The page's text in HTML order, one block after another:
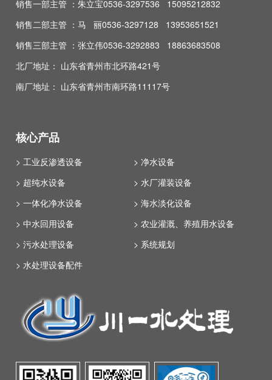
销售一部主管 ：朱立宝0536-3297536 15095212832
销售二部主管 ：马 丽0536-3297128 13953651521
销售三部主管 ：张立伟0536-3292883 18863683508
北厂地址： 山东省青州市北环路421号
南厂地址： 山东省青州市南环路11117号
核心产品
> 工业反渗透设备
> 净水设备
> 超纯水设备
> 水厂灌装设备
> 一体化净水设备
> 海水淡化设备
> 中水回用设备
> 农业灌溉、养殖用水设备
> 污水处理设备
> 系统规划
> 水处理设备配件